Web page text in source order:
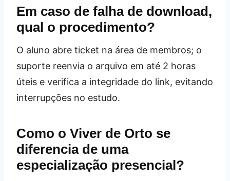
Em caso de falha de download,
qual o procedimento?
O aluno abre ticket na área de membros; o
suporte reenvia o arquivo em até 2 horas
úteis e verifica a integridade do link, evitando
interrupções no estudo.
Como o Viver de Orto se
diferencia de uma
especialização presencial?